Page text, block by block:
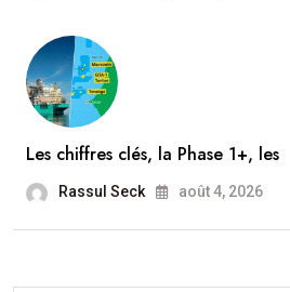
Les chiffres clés, la Phase 1+, les
Rassul Seck août 4, 2026